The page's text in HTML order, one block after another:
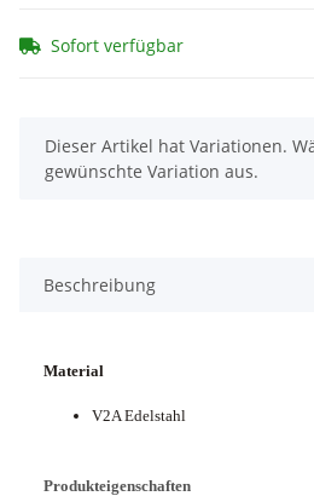
Sofort verfügbar
x
Dieser Artikel hat Variationen.
gewünschte Variation aus.
Beschreibung
Material
V2A Edelstahl
Produkteigenschaften